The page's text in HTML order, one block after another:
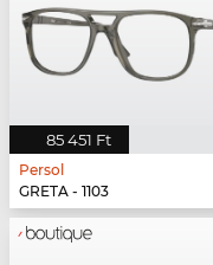
85 451 Ft
Persol
GRETA - 1103